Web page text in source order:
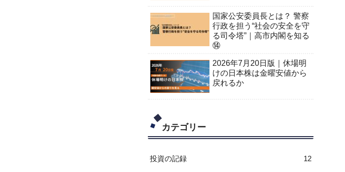
国家公安委員長とは？ 警察
行政を担う“社会の安全を守
る司令塔”｜高市内閣を知る
⑭
2026年7月20日版｜休場明
けの日本株は金曜安値から
戻れるか
カテゴリー
投資の記録 12